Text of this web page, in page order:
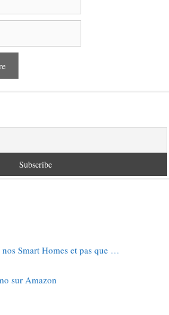
Smart Homes et pas que …
sur Amazon